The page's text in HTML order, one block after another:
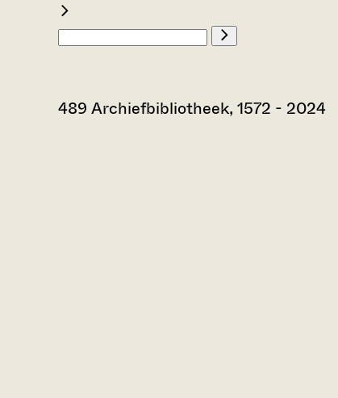
489 Archiefbibliotheek, 1572 - 2024